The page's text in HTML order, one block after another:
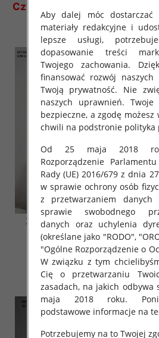
Czytaj więcej
sortuj według
Żakiety damskie (Polska
produkt) Roz S/M-L/XL
Paczka 5 szt /1 Kolor
60.00 zł
szczegóły
Aby dalej móc dostarczać
materiały redakcyjne i
lepsze usługi,
dopasowanie treści
Twojego zachowania.
finansować rozwój naszych
Twoją prywatność. Nie
naszych uprawnień.
bezpieczne, a zgodę możesz
chwili na podstronie polityka
Od 25 maja 2018
Rozporządzenie
Rady (UE) 2016/679 z dnia
w sprawie ochrony osób
z przetwarzaniem
sprawie swobodnego
danych oraz uchylenia
(określane jako "RODO",
"Ogólne Rozporządzenie o
W związku z tym
Cię o przetwarzaniu
zasadach, na jakich
maja 2018 roku.
podstawowe informacje na
Potrzebujemy na to Twojej